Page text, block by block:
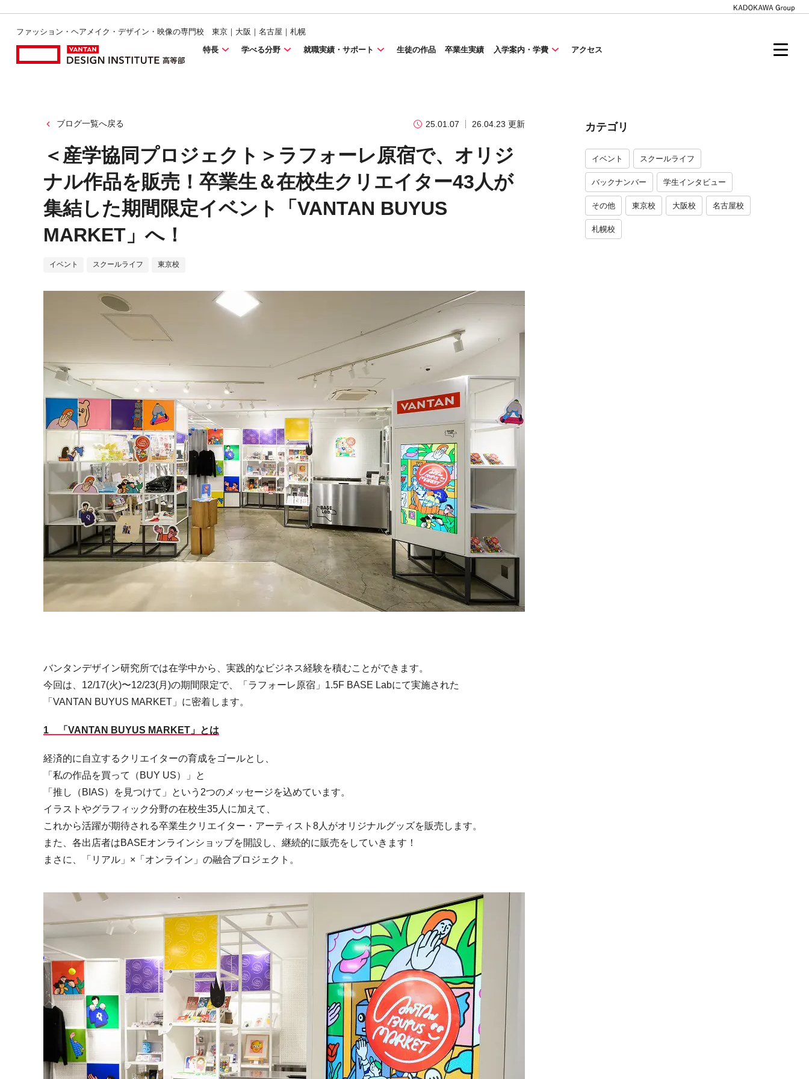
ファッション・ヘアメイク・デザイン・映像の専門校 東京｜大阪｜名古屋｜札幌
特長
学べる分野 就職実績・サポート 生徒の作品 卒業生実績 入学案内・学費 アクセス
ブログ一覧へ戻る 25.01.07 26.04.23 更新
＜産学協同プロジェクト＞ラフォーレ原宿で、オリジ
ナル作品を販売！卒業生＆在校生クリエイター43人が
集結した期間限定イベント「VANTAN BUYUS
MARKET」へ！
イベント スクールライフ 東京校
バンタンデザイン研究所では在学中から、実践的なビジネス経験を積むことができます。
今回は、12/17(火)〜12/23(月)の期間限定で、「ラフォーレ原宿」1.5F BASE Labにて実施された
「VANTAN BUYUS MARKET」に密着します。
1 「VANTAN BUYUS MARKET」とは
経済的に自立するクリエイターの育成をゴールとし、
「私の作品を買って（BUY US）」と
「推し（BIAS）を見つけて」という2つのメッセージを込めています。
イラストやグラフィック分野の在校生35人に加えて、
これから活躍が期待される卒業生クリエイター・アーティスト8人がオリジナルグッズを販売します。
また、各出店者はBASEオンラインショップを開設し、継続的に販売をしていきます！
まさに、「リアル」×「オンライン」の融合プロジェクト。
カテゴリ
イベント スクールライフ
バックナンバー 学生インタビュー
その他 東京校 大阪校 名古屋校
札幌校